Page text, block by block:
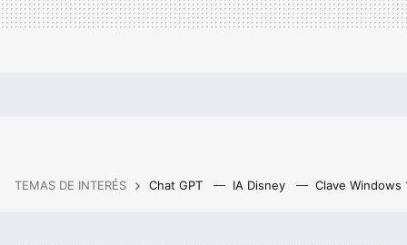
TEMAS DE INTERÉS Chat GPT IA Disney Clave Windows